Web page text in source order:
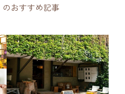
のおすすめ記事